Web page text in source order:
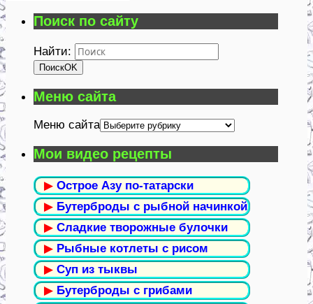
Поиск по сайту
Найти:
ПоискOK
Меню сайта
Меню сайта
Мои видео рецепты
▶ Острое Азу по-татарски
▶ Бутерброды с рыбной начинкой
▶ Сладкие творожные булочки
▶ Рыбные котлеты с рисом
▶ Суп из тыквы
▶ Бутерброды с грибами